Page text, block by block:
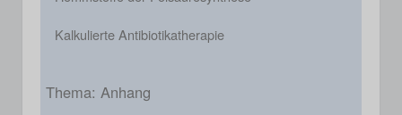
Kalkulierte Antibiotikatherapie
Thema: Anhang